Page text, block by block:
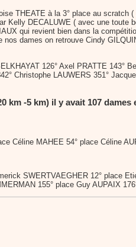
THEATE à la 3° place au scratch
Kelly DECALUWE ( avec une
qui revient bien dans la
dames on retrouve Cindy
126° Axel PRATTE 143°
Christophe LAUWERS 351°
km -5 km) il y avait 107 dames
Céline MAHEE 54° place Céline
SWERTVAEGHER 12° place
155° place Guy AUPAIX